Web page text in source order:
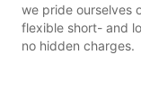
we pride ourselves
flexible short- and
no hidden charges.